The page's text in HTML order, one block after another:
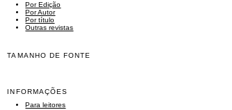
Por Edição
Por Autor
Por título
Outras revistas
TAMANHO DE FONTE
INFORMAÇÕES
Para leitores